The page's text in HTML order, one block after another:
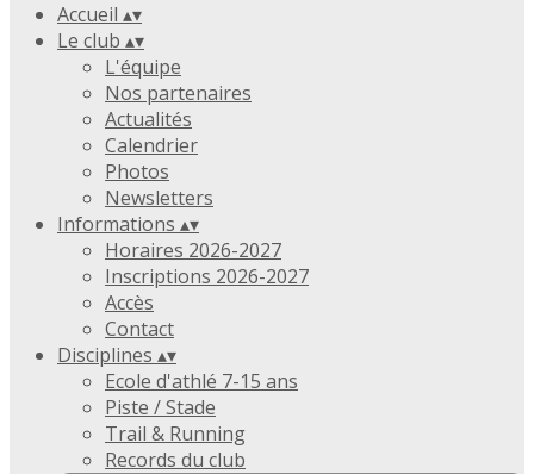
Accueil ▴▾
Le club ▴▾
L'équipe
Nos partenaires
Actualités
Calendrier
Photos
Newsletters
Informations ▴▾
Horaires 2026-2027
Inscriptions 2026-2027
Accès
Contact
Disciplines ▴▾
Ecole d'athlé 7-15 ans
Piste / Stade
Trail & Running
Records du club